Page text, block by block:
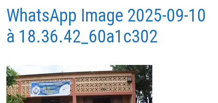
WhatsApp Image 2025-09-10
à 18.36.42_60a1c302